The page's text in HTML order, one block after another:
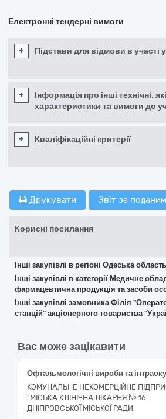
Електронні тендерні вимоги
+ Підстави для відмови в участі
+
Інформація про інші технічні,
характеристики та вимоги до
+ Кваліфікаційні критерії
Друкувати Звіт за
Корисні посилання
Інші закупівлі в регіоні Одеська область
Інші закупівлі в категорії Медичне
фармацевтична продукція та засоби
Інші закупівлі замовника Філія
станцій" акціонерного товариства
Вас може зацікавити
КОМУНАЛЬНЕ НЕКОМЕРЦІЙНЕ
"МІСЬКА КЛІНІЧНА ЛІКАРНЯ № 16"
ДНІПРОВСЬКОЇ МІСЬКОЇ РАДИ